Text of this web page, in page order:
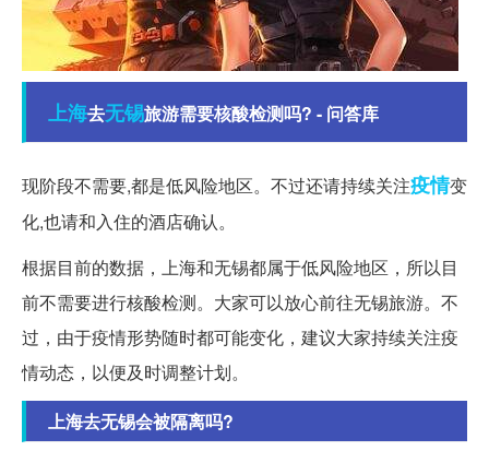
上海去无锡旅游需要核酸检测吗? - 问答库
现阶段不需要,都是低风险地区。不过还请持续关注疫情变
化,也请和入住的酒店确认。
根据目前的数据，上海和无锡都属于低风险地区，所以目
前不需要进行核酸检测。大家可以放心前往无锡旅游。不
过，由于疫情形势随时都可能变化，建议大家持续关注疫
情动态，以便及时调整计划。
上海去无锡会被隔离吗?